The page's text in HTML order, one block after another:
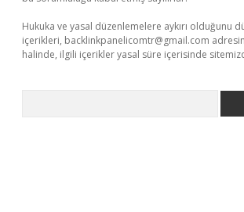
Hukuka ve yasal düzenlemelere aykırı olduğunu
içerikleri, backlinkpanelicomtr@gmail.com
halinde, ilgili içerikler yasal süre içerisinde